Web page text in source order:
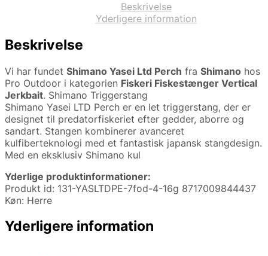
Beskrivelse
Yderligere information
Beskrivelse
Vi har fundet Shimano Yasei Ltd Perch fra Shimano hos
Pro Outdoor i kategorien Fiskeri Fiskestænger Vertical
Jerkbait. Shimano Triggerstang
Shimano Yasei LTD Perch er en let triggerstang, der er
designet til predatorfiskeriet efter gedder, aborre og
sandart. Stangen kombinerer avanceret
kulfiberteknologi med et fantastisk japansk stangdesign.
Med en eksklusiv Shimano kul
Yderlige produktinformationer:
Produkt id: 131-YASLTDPE-7fod-4-16g 8717009844437
Køn: Herre
Yderligere information